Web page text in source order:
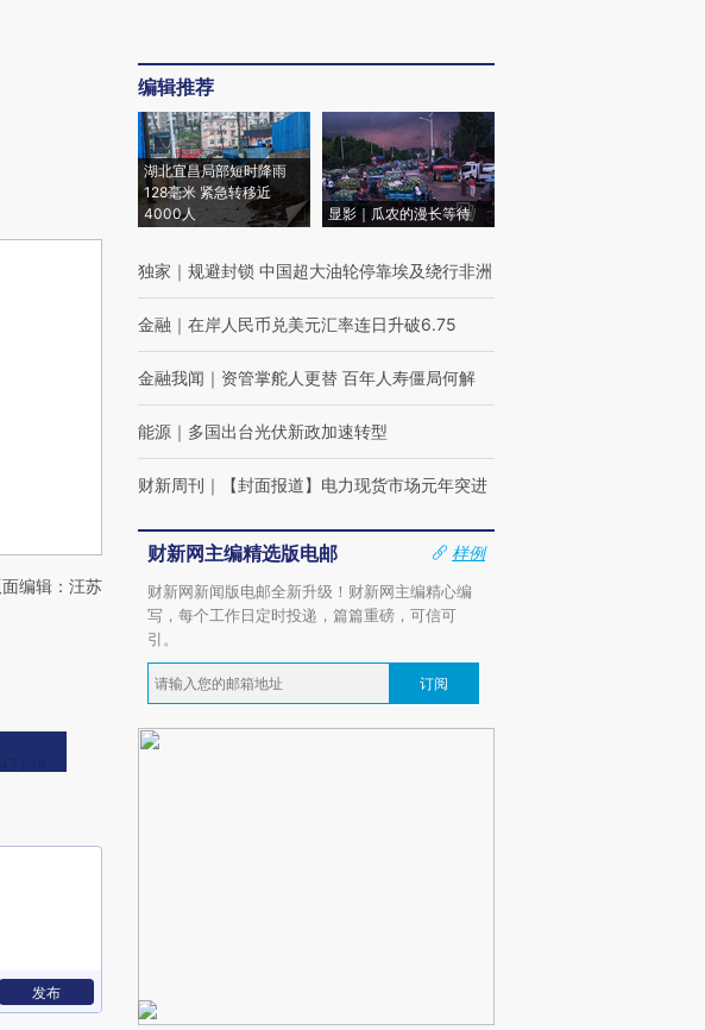
编辑：汪苏
发布
编辑推荐
湖北宜昌局部短时降雨
128毫米 紧急转移近
4000人
显影｜瓜农的漫长等待
独家 ｜ 规避封锁 中国超大油轮停靠埃及绕行非洲
金融 ｜ 在岸人民币兑美元汇率连日升破6.75
金融我闻 ｜ 资管掌舵人更替 百年人寿僵局何解
能源 ｜ 多国出台光伏新政加速转型
财新周刊 ｜ 【封面报道】电力现货市场元年突进
财新网主编精选版电邮
样例
财新网新闻版电邮全新升级！财新网主编精心编
写，每个工作日定时投递，篇篇重磅，可信可
引。
订阅